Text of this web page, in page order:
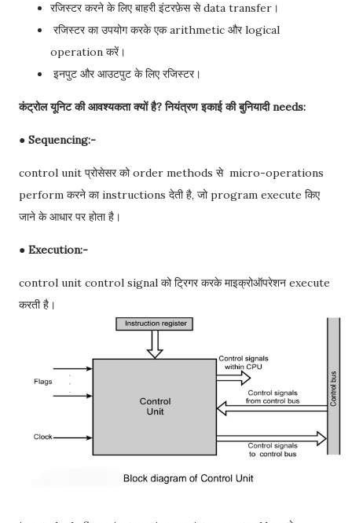
रजिस्टर करने के लिए बाहरी इंटरफ़ेस से data transfer।
रजिस्टर का उपयोग करके एक arithmetic और logical
operation करें।
इनपुट और आउटपुट के लिए रजिस्टर।
कंट्रोल यूनिट की आवश्यकता क्यों है? नियंत्रण इकाई की बुनियादी needs:
● Sequencing:-
control unit प्रोसेसर को order methods से micro-operations
perform करने का instructions देती है, जो program execute किए
जाने के आधार पर होता है।
● Execution:-
control unit control signal को ट्रिगर करके माइक्रोऑपरेशन execute
करती है।